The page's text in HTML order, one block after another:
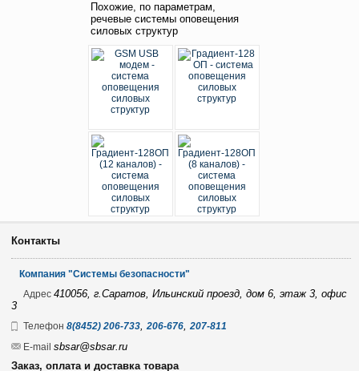
Похожие, по параметрам,
речевые системы оповещения
силовых структур
Контакты
Компания "Системы безопасности"
Адрес 410056, г.Саратов, Ильинский проезд, дом 6, этаж 3, офис
3
Телефон 8(8452) 206-733,206-676,207-811
E-mail sbsar@sbsar.ru
Заказ, оплата и доставка товара